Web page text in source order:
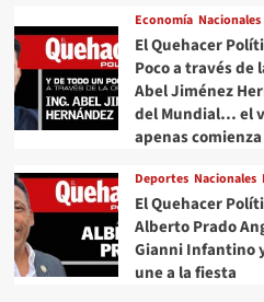
Economía Nacionales
El Quehacer
Poco a través de
Abel Jiménez
del Mundial… el
apenas comienza
Deportes Nacionales
El Quehacer
Alberto Prado
Gianni Infantino
une a la fiesta